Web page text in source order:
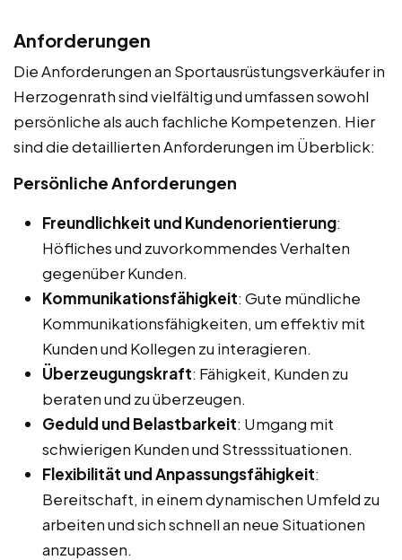
Anforderungen
Die Anforderungen an Sportausrüstungsverkäufer in
Herzogenrath sind vielfältig und umfassen sowohl
persönliche als auch fachliche Kompetenzen. Hier
sind die detaillierten Anforderungen im Überblick:
Persönliche Anforderungen
Freundlichkeit und Kundenorientierung:
Höfliches und zuvorkommendes Verhalten
gegenüber Kunden.
Kommunikationsfähigkeit: Gute mündliche
Kommunikationsfähigkeiten, um effektiv mit
Kunden und Kollegen zu interagieren.
Überzeugungskraft: Fähigkeit, Kunden zu
beraten und zu überzeugen.
Geduld und Belastbarkeit: Umgang mit
schwierigen Kunden und Stresssituationen.
Flexibilität und Anpassungsfähigkeit:
Bereitschaft, in einem dynamischen Umfeld zu
arbeiten und sich schnell an neue Situationen
anzupassen.